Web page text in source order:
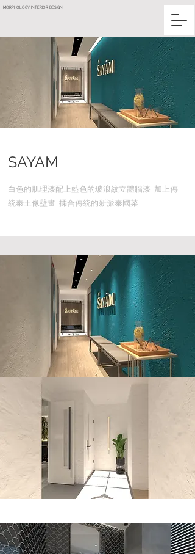
MORPHOLOGY INTERIOR DESIGN
SAYAM
白色的肌理漆配上藍色的玻浪紋立體牆漆 加上傳
統泰王像壁畫 揉合傳統的新派泰國菜